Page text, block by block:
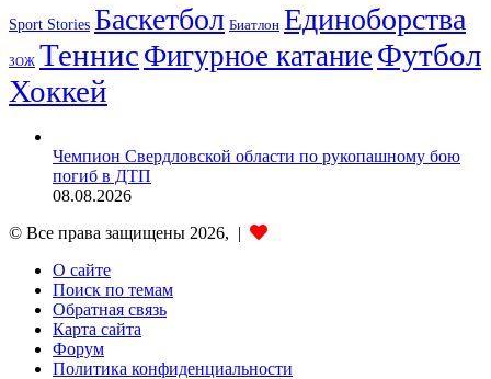
Sport Stories Баскетбол Биатлон Единоборства
ЗОЖ Теннис Фигурное катание Футбол
Хоккей
Чемпион Свердловской области по рукопашному бою
погиб в ДТП
08.08.2026
© Все права защищены 2026, |
О сайте
Поиск по темам
Обратная связь
Карта сайта
Форум
Политика конфиденциальности